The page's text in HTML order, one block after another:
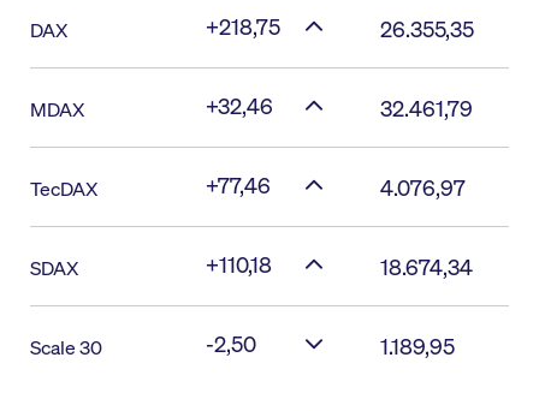
DAX +218,75 26.355,35
MDAX +32,46 32.461,79
TecDAX +77,46 4.076,97
SDAX +110,18 18.674,34
Scale 30 -2,50 1.189,95